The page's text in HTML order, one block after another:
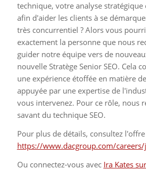
technique, votre analyse
afin d'aider les clients à se
très concurrentiel ? Alors vous
exactement la personne que nous
guider notre équipe vers de
nouvelle Stratège Senior SEO. Cela
une expérience étoffée en matière
appuyée par une expertise de
vous intervenez. Pour ce rôle, nous
savant du technique SEO.
Pour plus de détails, consultez
https://www.dacgroup.com/
Ou connectez-vous avec Ira Kates